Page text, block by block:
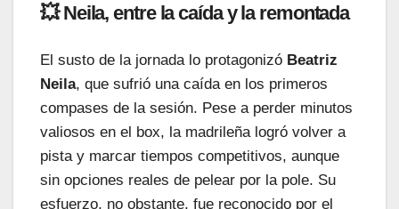
💥 Neila, entre la caída y la remontada
El susto de la jornada lo protagonizó Beatriz
Neila, que sufrió una caída en los primeros
compases de la sesión. Pese a perder minutos
valiosos en el box, la madrileña logró volver a
pista y marcar tiempos competitivos, aunque
sin opciones reales de pelear por la pole. Su
esfuerzo, no obstante, fue reconocido por el